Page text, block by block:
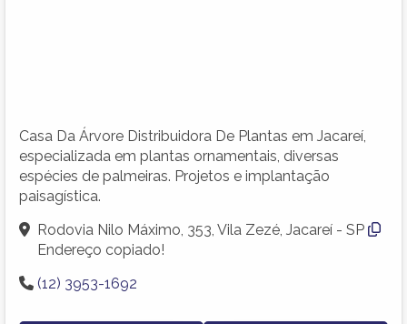
Casa Da Árvore Distribuidora De Plantas em Jacareí,
especializada em plantas ornamentais, diversas
espécies de palmeiras. Projetos e implantação
paisagística.
Rodovia Nilo Máximo, 353, Vila Zezé, Jacareí - SP
Endereço copiado!
(12) 3953-1692